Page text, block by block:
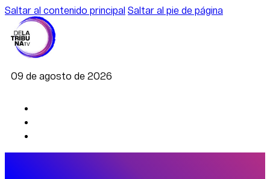
Saltar al contenido principal Saltar al pie de página
09 de agosto de 2026